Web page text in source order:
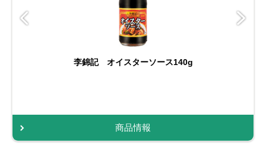
李錦記 オイスターソース140g
商品情報